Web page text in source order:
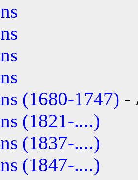
(1680-1747) -
(1821-....)
(1837-....)
(1847-....)